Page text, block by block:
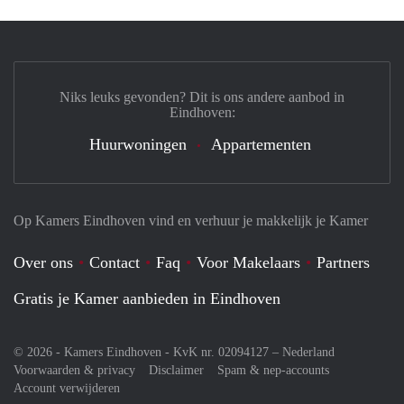
Op Kamers Eindhoven vind en verhuur je makkelijk je Kamer
Over ons Contact Faq Voor Makelaars
Partners
Gratis je Kamer aanbieden in Eindhoven
© 2026 - Kamers Eindhoven - KvK nr. 02094127 – Nederland
Voorwaarden & privacy
Disclaimer
Spam & nep-accounts
Account verwijderen
Niks leuks gevonden? Dit is ons andere aanbod in
Eindhoven:
Huurwoningen Appartementen